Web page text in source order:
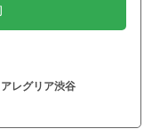
レグリア渋谷